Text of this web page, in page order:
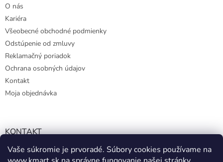
Vaše súkromie je prvoradé. Súbory cookies používame na
O nás
Kariéra
Všeobecné obchodné podmienky
Odstúpenie od zmluvy
Reklamačný poriadok
Ochrana osobných údajov
Kontakt
Moja objednávka
KONTAKT
info@kmart.sk